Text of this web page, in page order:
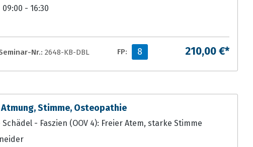
09:00 - 16:30
Nr.: 2648-KB-DBL FP: 8 210,00 €*
Stimme, Osteopathie
- Faszien (OOV 4): Freier Atem, starke Stimme